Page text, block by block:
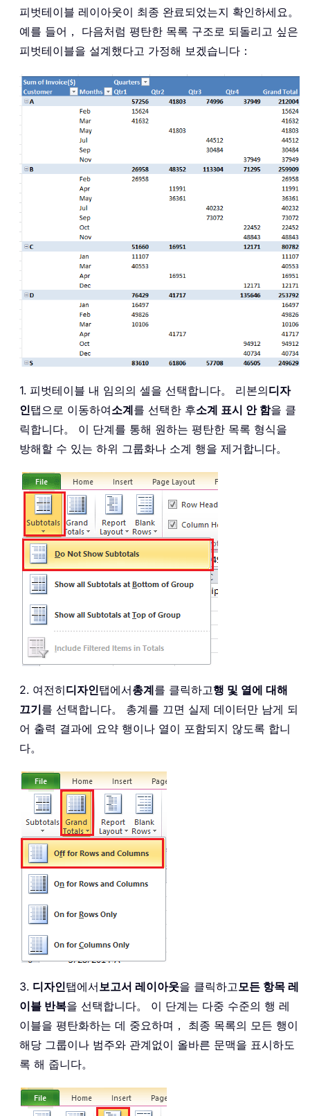
피벗테이블 레이아웃이 최종 완료되었는지 확인하세요。
예를 들어， 다음처럼 평탄한 목록 구조로 되돌리고 싶은
피벗테이블을 설계했다고 가정해 보겠습니다：
1. 피벗테이블 내 임의의 셀을 선택합니다。 리본의디자
인탭으로 이동하여소계를 선택한 후소계 표시 안 함을 클
릭합니다。 이 단계를 통해 원하는 평탄한 목록 형식을
방해할 수 있는 하위 그룹화나 소계 행을 제거합니다。
2. 여전히디자인탭에서총계를 클릭하고행 및 열에 대해
끄기를 선택합니다。 총계를 끄면 실제 데이터만 남게 되
어 출력 결과에 요약 행이나 열이 포함되지 않도록 합니
다。
3. 디자인탭에서보고서 레이아웃을 클릭하고모든 항목 레
이블 반복을 선택합니다。 이 단계는 다중 수준의 행 레
이블을 평탄화하는 데 중요하며， 최종 목록의 모든 행이
해당 그룹이나 범주와 관계없이 올바른 문맥을 표시하도
록 해 줍니다。